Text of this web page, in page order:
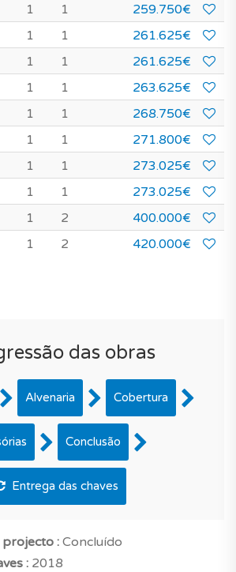
1 1
259.750€
1 1
261.625€
1 1
261.625€
1 1
263.625€
1 1
268.750€
1 1
271.800€
1 1
273.025€
1 1
273.025€
1 2
400.000€
1 2 420.000€
das obras
Alvenaria Cobertura
Conclusão
Entrega das chaves
projecto :Concluído
: 2018